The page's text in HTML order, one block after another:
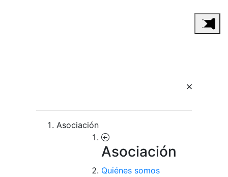
Asociación
Asociación
Quiénes somos